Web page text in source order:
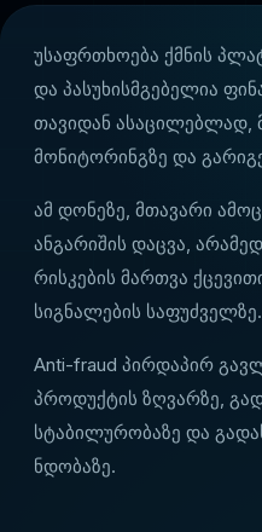
უსაფრთხოება ქმნის
და პასუხისმგებელია
თავიდან ასაცილებლად,
მონიტორინგზე და
ამ დონეზე, მთავარი
ანგარიშის დაცვა,
რისკების მართვა
სიგნალების საფუძველზე.
Anti-fraud პირდაპირ
პროდუქტის ზღვარზე,
სტაბილურობაზე და
ნდობაზე.